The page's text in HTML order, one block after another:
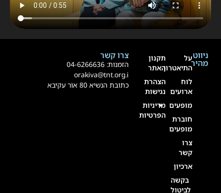
ניווט
מהירעל
התיאטרון
ארועים
מופעים
חוברת
מופעים
קשר
ארכיון
בקשה
לביטול
תקנון
האתר
הצהרת
נגישות
מדיניות
הפרטיות
צרו קשר
הזמנות: 04-6266636
orakiva@tnt.org.i
כתובת הנשיא 80 אור עקיבא